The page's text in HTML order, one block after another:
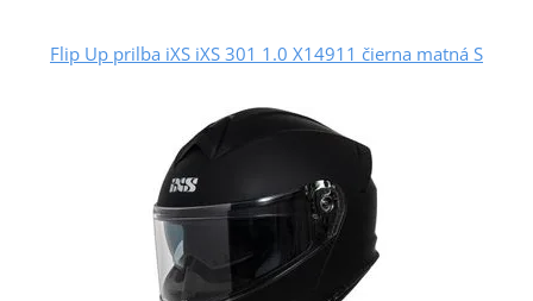
Flip Up prilba iXS iXS 301 1.0 X14911 čierna matná S